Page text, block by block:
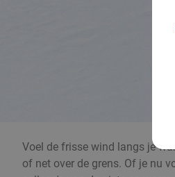
Voel de frisse wind langs je
of net over de grens. Of je nu